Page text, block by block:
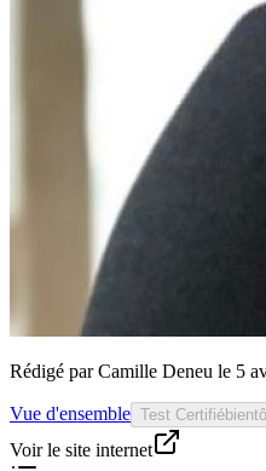
Rédigé par Camille Deneu le 5
Vue d'ensemble Test Certifié
Voir le site internet